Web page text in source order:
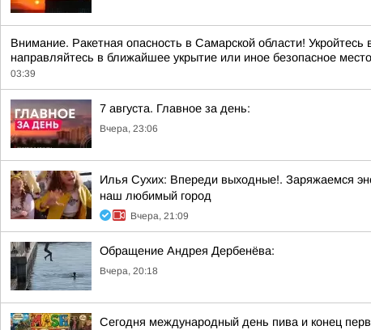
Внимание. Ракетная опасность в Самарской области!
направляйтесь в ближайшее укрытие или иное безопасное
03:39
7 августа. Главное за день:
Вчера, 23:06
Илья Сухих: Впереди выходные!. Заряжаемся
наш любимый город
Вчера, 21:09
Обращение Андрея Дербенёва:
Вчера, 20:18
Сегодня международный день пива и конец